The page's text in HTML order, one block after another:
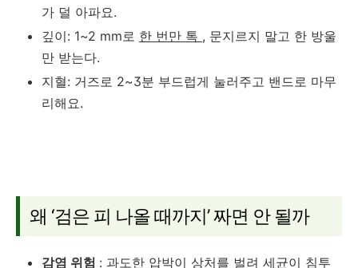
가 덜 아파요.
깊이: 1~2 mm로 한 번만 톡 , 문지르지 말고 한 방울
만 받는다.
지혈: 거즈로 2~3분 부드럽게 눌러주고 밴드로 마무
리해요.
왜 ‘검은 피 나올 때까지’ 짜면 안 될까
감염 위험 : 과도한 압박이 상처를 벌려 세균이 침투